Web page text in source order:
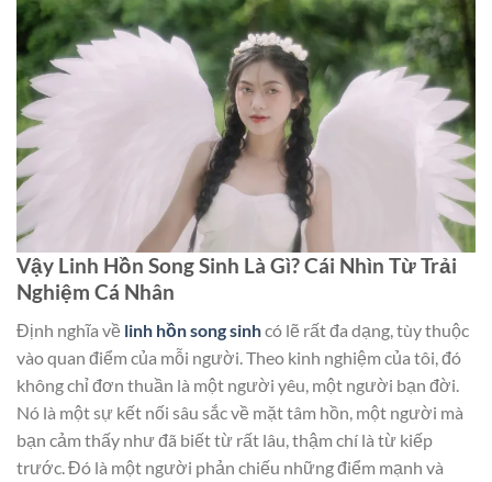
Vậy Linh Hồn Song Sinh Là Gì? Cái Nhìn Từ Trải
Nghiệm Cá Nhân
Định nghĩa về linh hồn song sinhcó lẽ rất đa dạng, tùy thuộc
vào quan điểm của mỗi người. Theo kinh nghiệm của tôi, đó
không chỉ đơn thuần là một người yêu, một người bạn đời.
Nó là một sự kết nối sâu sắc về mặt tâm hồn, một người mà
bạn cảm thấy như đã biết từ rất lâu, thậm chí là từ kiếp
trước. Đó là một người phản chiếu những điểm mạnh và